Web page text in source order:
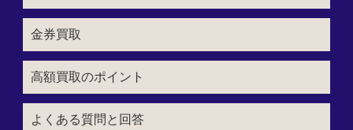
金券買取
高額買取のポイント
よくある質問と回答